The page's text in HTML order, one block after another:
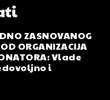
ZASNOVANOG
ORGANIZACIJA
Vlade
i